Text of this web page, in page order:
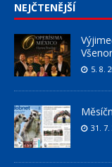
NEJČTENĚJŠÍ
5. 8.
31. 7.